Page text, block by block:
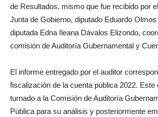
de Resultados, mismo que fue recibido por
Junta de Gobierno, diputado Eduardo
diputada Edna Ileana Dávalos Elizondo,
comisión de Auditoría Gubernamental y
El informe entregado por el auditor
fiscalización de la cuenta pública 2022. Este
turnado a la Comisión de Auditoría
Pública para su análisis y posteriormente